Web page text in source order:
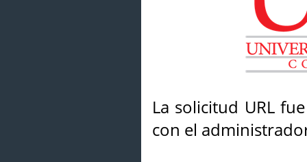
La solicitud URL
con el